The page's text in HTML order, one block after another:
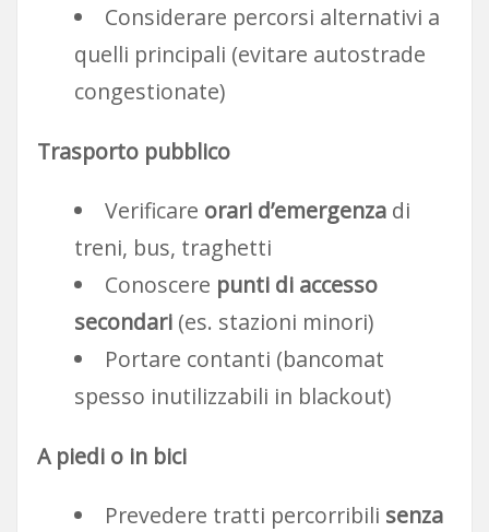
Considerare percorsi alternativi a
quelli principali (evitare autostrade
congestionate)
Trasporto pubblico
Verificare orari d’emergenzadi
treni, bus, traghetti
Conoscere punti di accesso
secondari (es. stazioni minori)
Portare contanti (bancomat
spesso inutilizzabili in blackout)
A piedi o in bici
Prevedere tratti percorribili senza